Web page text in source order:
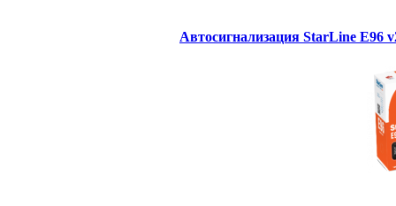
Автосигнализация StarLine E96